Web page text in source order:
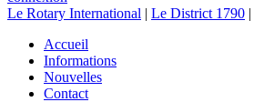
Le Rotary International | Le District 1790 |
Accueil
Informations
Nouvelles
Contact